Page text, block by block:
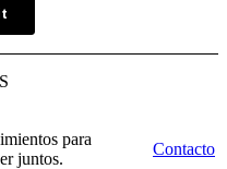
para
juntos.
Contacto